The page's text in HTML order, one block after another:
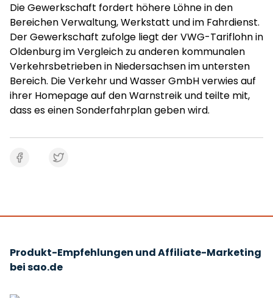
Die Gewerkschaft fordert höhere Löhne in den
Bereichen Verwaltung, Werkstatt und im Fahrdienst.
Der Gewerkschaft zufolge liegt der VWG-Tariflohn in
Oldenburg im Vergleich zu anderen kommunalen
Verkehrsbetrieben in Niedersachsen im untersten
Bereich. Die Verkehr und Wasser GmbH verwies auf
ihrer Homepage auf den Warnstreik und teilte mit,
dass es einen Sonderfahrplan geben wird.
Produkt-Empfehlungen und Affiliate-Marketing
bei sao.de